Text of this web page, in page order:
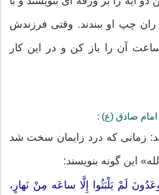
ران چپ او ببندند. وقتى فرزندش
ساعت آن را باز کن و در این کار
امام صادق (ع) :
زمانی که درد زایمان سخت شد
این گونه بنویسند:
لَمْ یَلْبَثُوا إِلَّا ساعَه مِنْ نَهارٍ،